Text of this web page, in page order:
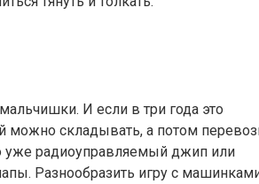
И если в три года это
можно складывать, а потом
уже радиоуправляемый джип или
Разнообразить игру с